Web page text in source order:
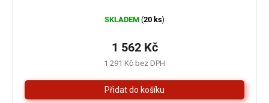
SKLADEM (20 ks)
1 291 Kč bez DPH
1 562 Kč